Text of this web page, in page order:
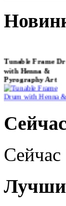
with Henna &
Pyrography Art
Shaman Drum
"Inner Guru"
€250.00
Сейчас